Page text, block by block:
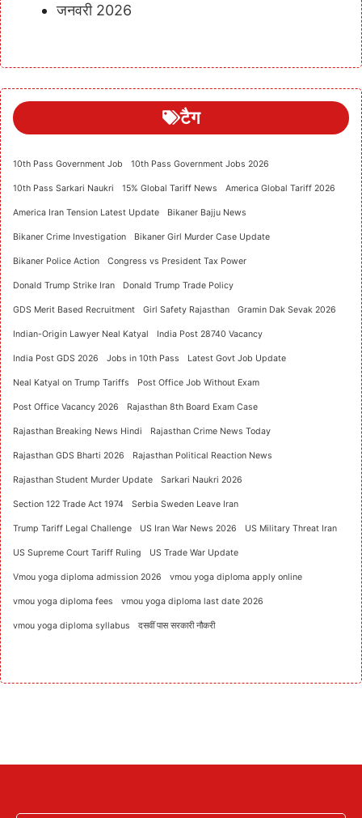
जनवरी 2026
टैग
10th Pass Government Job 10th Pass Government Jobs 2026
10th Pass Sarkari Naukri 15% Global Tariff News America Global Tariff 2026
America Iran Tension Latest Update Bikaner Bajju News
Bikaner Crime Investigation Bikaner Girl Murder Case Update
Bikaner Police Action Congress vs President Tax Power
Donald Trump Strike Iran Donald Trump Trade Policy
GDS Merit Based Recruitment Girl Safety Rajasthan Gramin Dak Sevak 2026
Indian-Origin Lawyer Neal Katyal India Post 28740 Vacancy
India Post GDS 2026 Jobs in 10th Pass Latest Govt Job Update
Neal Katyal on Trump Tariffs Post Office Job Without Exam
Post Office Vacancy 2026 Rajasthan 8th Board Exam Case
Rajasthan Breaking News Hindi Rajasthan Crime News Today
Rajasthan GDS Bharti 2026 Rajasthan Political Reaction News
Rajasthan Student Murder Update Sarkari Naukri 2026
Section 122 Trade Act 1974 Serbia Sweden Leave Iran
Trump Tariff Legal Challenge US Iran War News 2026 US Military Threat Iran
US Supreme Court Tariff Ruling US Trade War Update
Vmou yoga diploma admission 2026 vmou yoga diploma apply online
vmou yoga diploma fees vmou yoga diploma last date 2026
vmou yoga diploma syllabus दसवीं पास सरकारी नौकरी